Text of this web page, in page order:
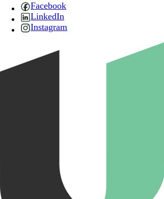
Facebook
LinkedIn
Instagram